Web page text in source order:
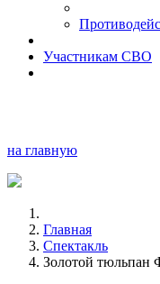
Участникам СВО
на главную
Главная
Спектакль
Золотой тюльпан